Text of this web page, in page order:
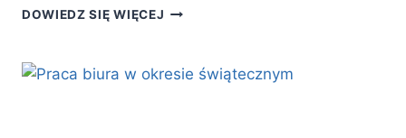
DOWIEDZ SIĘ WIĘCEJ AKTUALIZACJA